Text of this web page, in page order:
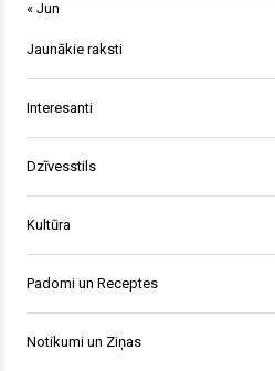
« Jun
Jaunākie raksti
Interesanti
Dzīvesstils
Kultūra
Padomi un Receptes
Notikumi un Ziņas